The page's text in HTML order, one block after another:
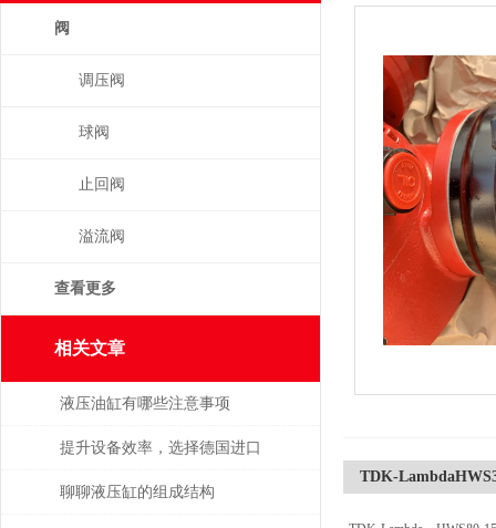
阀
调压阀
球阀
止回阀
溢流阀
查看更多
相关文章
液压油缸有哪些注意事项
提升设备效率，选择德国进口
SPECK泵备件
聊聊液压缸的组成结构
TDK-